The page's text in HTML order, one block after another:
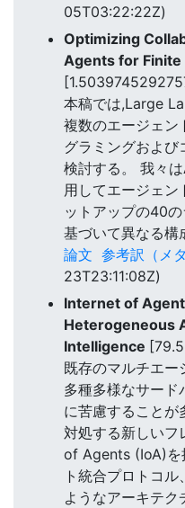
05T03:22:22Z)
Optimizing
Agents for
本稿では,Large
複数のエージェン
グラミングおよび
検討する。 我々
用してエージェ
ットアップの40
基づいて異なる構
論文 参考訳（メ
23T23:11:08Z)
Internet of
Heterogeneous
Intelligence
既存のマルチエー
多種多様なサード
に苦慮することが
対処する新しい
of Agents (IoA)を
ト統合プロトコ
ようなアーキテ